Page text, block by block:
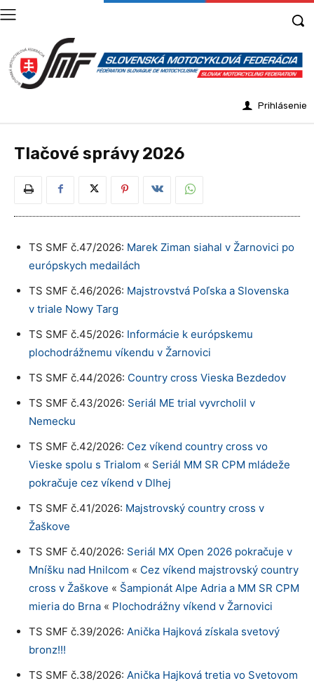
Prihlásenie
Tlačové správy 2026
TS SMF č.47/2026: Marek Ziman siahal v Žarnovici po
európskych medailách
TS SMF č.46/2026: Majstrovstvá Poľska a Slovenska
v triale Nowy Targ
TS SMF č.45/2026: Informácie k európskemu
plochodrážnemu víkendu v Žarnovici
TS SMF č.44/2026: Country cross Vieska Bezdedov
TS SMF č.43/2026: Seriál ME trial vyvrcholil v
Nemecku
TS SMF č.42/2026: Cez víkend country cross vo
Vieske spolu s Trialom « Seriál MM SR CPM mládeže
pokračuje cez víkend v Dlhej
TS SMF č.41/2026: Majstrovský country cross v
Žaškove
TS SMF č.40/2026: Seriál MX Open 2026 pokračuje v
Mníšku nad Hnilcom « Cez víkend majstrovský country
cross v Žaškove « Šampionát Alpe Adria a MM SR CPM
mieria do Brna « Plochodrážny víkend v Žarnovici
TS SMF č.39/2026: Anička Hajková získala svetový
bronz!!!
TS SMF č.38/2026: Anička Hajková tretia vo Svetovom